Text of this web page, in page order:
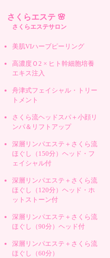
さくらエステ 🌸
さくらエステサロン
美肌VIハーブピーリング
高濃度Ｏ2 × ヒト幹細胞培養
エキス注入
舟津式フェイシャル・トリー
トメント
さくら流ヘッドスパ＋小顔リ
ンパ＆リフトアップ
深層リンパエステ＋さくら流
ほぐし（150分）ヘッド・フ
ェイシャル付
深層リンパエステ＋さくら流
ほぐし（120分）ヘッド・ホ
ットストーン付
深層リンパエステ＋さくら流
ほぐし（90分）ヘッド付
深層リンパエステ＋さくら流
ほぐし（60分）